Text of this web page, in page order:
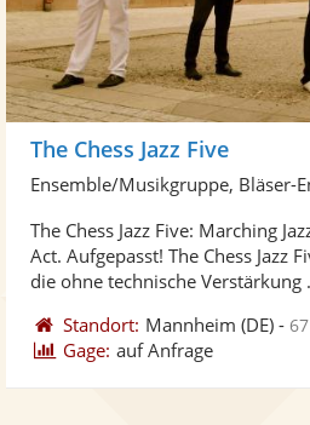
The Chess Jazz Five
The Chess Jazz Five: Marching
Act. Aufgepasst! The Chess Jazz
die ohne technische Verstärkung
Standort: Mannheim (DE) -
Gage: auf Anfrage